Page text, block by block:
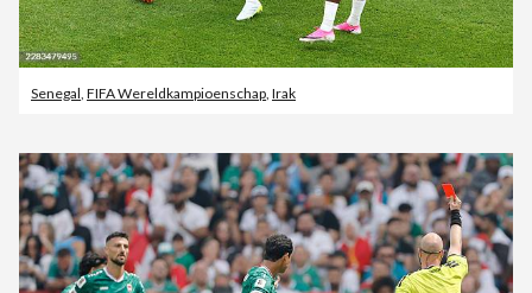
Senegal, FIFA Wereldkampioenschap, Irak